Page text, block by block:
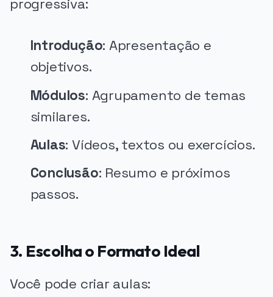
progressiva:
Introdução: Apresentação e
objetivos.
Módulos: Agrupamento de temas
similares.
Aulas: Vídeos, textos ou exercícios.
Conclusão: Resumo e próximos
passos.
3. Escolha o Formato Ideal
Você pode criar aulas: